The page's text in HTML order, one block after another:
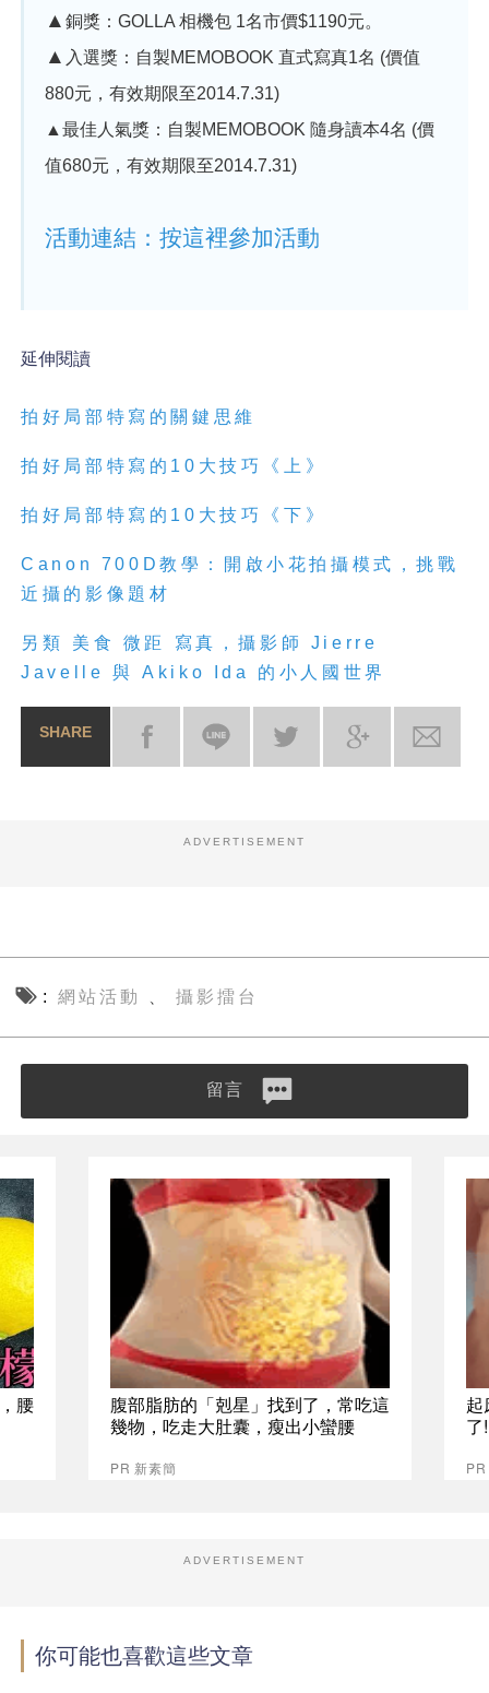
▲ 銅獎：GOLLA 相機包 1名市價$1190元。
▲ 入選獎：自製MEMOBOOK 直式寫真1名 (價值
880元，有效期限至2014.7.31)
▲ 最佳人氣獎：自製MEMOBOOK 隨身讀本4名 (價
值680元，有效期限至2014.7.31)
活動連結：按這裡參加活動
延伸閱讀
拍好局部 特 寫 的關鍵思維
拍好局部 特 寫 的10大技巧《上》
拍好局部 特 寫 的10大技巧《下》
Canon 700D教學：開啟小花拍攝模式，挑戰
近攝的影像題材
另類 美食 微距 寫真，攝影師 Jierre
Javelle 與 Akiko Ida 的小人國世界
SHARE
ADVERTISEMENT
網站活動 、 攝影擂台
留言
腰
腹部脂肪的「剋星」找到了，常吃這
幾物，吃走大肚囊，瘦出小蠻腰
PR 新素簡
起
了
ADVERTISEMENT
你可能也喜歡這些文章